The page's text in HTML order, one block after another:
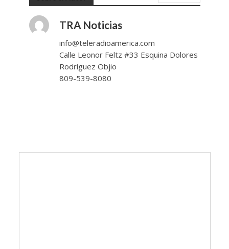
TRA Noticias
info@teleradioamerica.com
Calle Leonor Feltz #33 Esquina Dolores
Rodríguez Objio
809-539-8080